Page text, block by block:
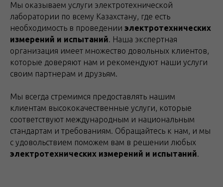
Мы оказываем услуги электротехнической
лаборатории по всему Казахстану, где есть
необходимость в проведении электротехнических
измерений и испытаний. Наша экспертная
организация имеет множество довольных клиентов,
которые доверяют нам и рекомендуют наши услуги
своим партнерам и друзьям.
Мы всегда стремимся предоставлять нашим
клиентам высококачественные услуги, которые
соответствуют международным и национальным
стандартам и требованиям. Обращайтесь к нам, и мы
с удовольствием поможем вам в решении любых
электротехнических измерений и испытаний.